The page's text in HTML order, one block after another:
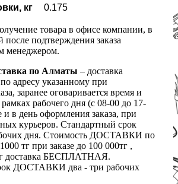
кг
0.175
товара в офисе компании, в
после подтверждения заказа
менеджером.
по Алматы – доставка
адресу указанному при
заранее оговаривается время и
рабочего дня (с 08-00 до 17-
и в день оформления заказа, при
курьеров. Стандартный срок
дня. Стоимость ДОСТАВКИ по
тг при заказе до 100 000тг ,
доставка БЕСПЛАТНАЯ.
ДОСТАВКИ два - три рабочих